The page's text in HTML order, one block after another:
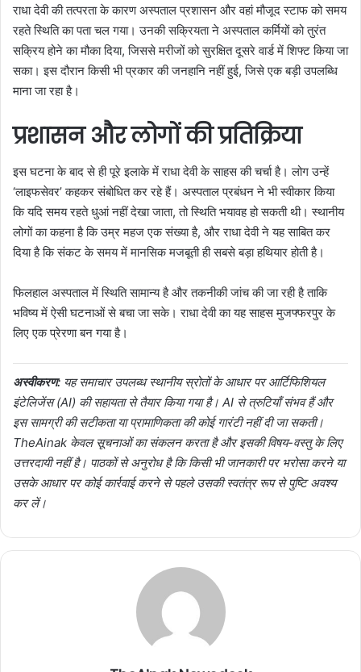
राधा देवी की तत्परता के कारण अस्पताल प्रशासन और वहां मौजूद स्टाफ को समय
रहते स्थिति का पता चल गया। उनकी सक्रियता ने अस्पताल कर्मियों को तुरंत
सक्रिय होने का मौका दिया, जिससे मरीजों को सुरक्षित दूसरे वार्ड में शिफ्ट किया जा
सका। इस दौरान किसी भी प्रकार की जनहानि नहीं हुई, जिसे एक बड़ी उपलब्धि
माना जा रहा है।
प्रशासन और लोगों की प्रतिक्रिया
इस घटना के बाद से ही पूरे इलाके में राधा देवी के साहस की चर्चा है। लोग उन्हें
‘लाइफसेवर’ कहकर संबोधित कर रहे हैं। अस्पताल प्रबंधन ने भी स्वीकार किया
कि यदि समय रहते धुआं नहीं देखा जाता, तो स्थिति भयावह हो सकती थी। स्थानीय
लोगों का कहना है कि उम्र महज एक संख्या है, और राधा देवी ने यह साबित कर
दिया है कि संकट के समय में मानसिक मजबूती ही सबसे बड़ा हथियार होती है।
फिलहाल अस्पताल में स्थिति सामान्य है और तकनीकी जांच की जा रही है ताकि
भविष्य में ऐसी घटनाओं से बचा जा सके। राधा देवी का यह साहस मुजफ्फरपुर के
लिए एक प्रेरणा बन गया है।
अस्वीकरण: यह समाचार उपलब्ध स्थानीय स्रोतों के आधार पर आर्टिफिशियल
इंटेलिजेंस (AI) की सहायता से तैयार किया गया है। AI से त्रुटियाँ संभव हैं और
इस सामग्री की सटीकता या प्रामाणिकता की कोई गारंटी नहीं दी जा सकती।
TheAinak केवल सूचनाओं का संकलन करता है और इसकी विषय-वस्तु के लिए
उत्तरदायी नहीं है। पाठकों से अनुरोध है कि किसी भी जानकारी पर भरोसा करने या
उसके आधार पर कोई कार्रवाई करने से पहले उसकी स्वतंत्र रूप से पुष्टि अवश्य
कर लें।